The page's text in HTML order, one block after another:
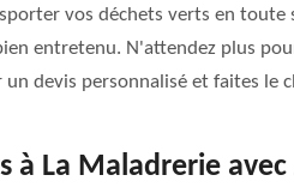
vos déchets verts en toute
entretenu. N'attendez plus
devis personnalisé et faites le
La Maladrerie avec